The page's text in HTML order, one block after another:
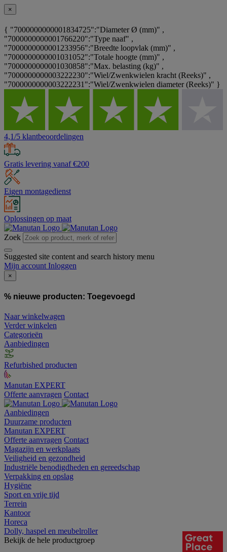
×
{ "7000000000001834725":"Diameter Ø (mm)" ,
"7000000000001766220":"Type naaf" ,
"7000000000001233956":"Breedte loopvlak (mm)" ,
"7000000000001031052":"Totale hoogte (mm)" ,
"7000000000001030858":"Max. belasting (kg)" ,
"7000000000003222230":"Wiel/Zwenkwielen kracht (Reeks)" ,
"7000000000003222231":"Wiel/Zwenkwielen diameter (Reeks)" }
4,1/5 klantbeoordelingen
Gratis levering vanaf €200
Eigen montagedienst
Oplossingen op maat
Zoek
Suggested site content and search history menu
Mijn account Inloggen
×
% nieuwe producten: Toegevoegd
Naar winkelwagen
Verder winkelen
Categorieën
Aanbiedingen
Refurbished producten
Manutan EXPERT
Offerte aanvragen Contact
Aanbiedingen
Duurzame producten
Manutan EXPERT
Offerte aanvragen Contact
Magazijn en werkplaats
Veiligheid en gezondheid
Industriële benodigdheden en gereedschap
Verpakking en opslag
Hygiëne
Sport en vrije tijd
Terrein
Kantoor
Horeca
Dolly, haspel en meubelroller
Bekijk de hele productgroep